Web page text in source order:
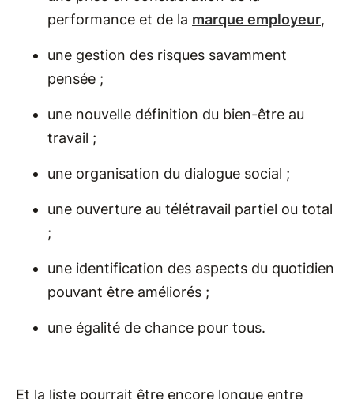
performance et de la marque employeur,
une gestion des risques savamment
pensée ;
une nouvelle définition du bien-être au
travail ;
une organisation du dialogue social ;
une ouverture au télétravail partiel ou total
;
une identification des aspects du quotidien
pouvant être améliorés ;
une égalité de chance pour tous.
Et la liste pourrait être encore longue entre